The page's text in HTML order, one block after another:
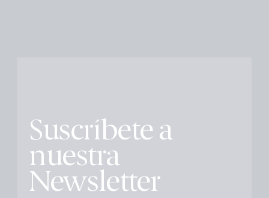
Suscríbete a
nuestra
Newsletter